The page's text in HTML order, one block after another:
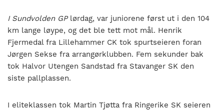
I Sundvolden GPlørdag, var juniorene først ut i den 104
km lange løype, og det ble tett mot mål. Henrik
Fjermedal fra Lillehammer CK tok spurtseieren foran
Jørgen Sekse fra arrangørklubben. Fem sekunder bak
tok Halvor Utengen Sandstad fra Stavanger SK den
siste pallplassen.
I eliteklassen tok Martin Tjøtta fra Ringerike SK seieren